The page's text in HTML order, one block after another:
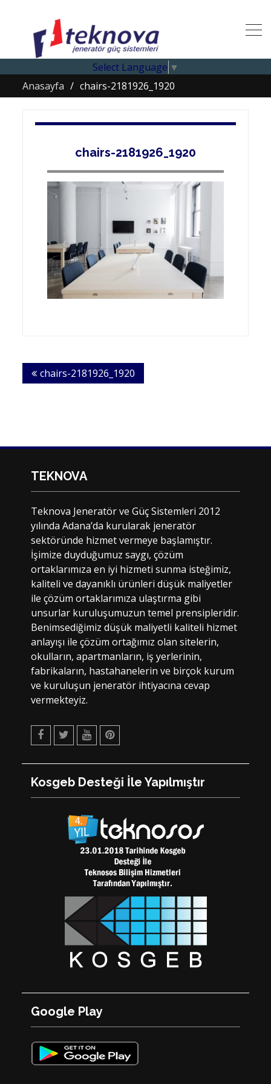
Select Language ▼
Anasayfa
chairs-2181926_1920
chairs-2181926_1920
Yazı
dolaşımı
chairs-2181926_1920
TEKNOVA
Teknova Jeneratör ve Güç Sistemleri 2012
yılında Adana’da kurularak jeneratör
sektöründe hizmet vermeye başlamıştır.
İşimize duyduğumuz saygı, çözüm
ortaklarımıza en iyi hizmeti sunma isteğimiz,
kaliteli ve dayanıklı ürünleri düşük maliyetler
ile çözüm ortaklarımıza ulaştırma gibi
unsurlar kuruluşumuzun temel prensipleridir.
Benimsediğimiz düşük maliyetli kaliteli hizmet
anlayışı ile çözüm ortağımız olan sitelerin,
okulların, apartmanların, iş yerlerinin,
fabrikaların, hastahanelerin ve birçok kurum
ve kuruluşun jeneratör ihtiyacına cevap
vermekteyiz.
Kosgeb Desteği İle Yapılmıştır
Google Play